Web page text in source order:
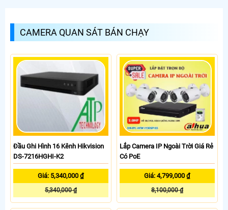
CAMERA QUAN SÁT BÁN CHẠY
Đầu Ghi Hình 16 Kênh Hikvision
DS-7216HGHI-K2
Giá: 5,340,000 ₫
5,340,000 ₫
Lắp Camera IP Ngoài Trời Giá Rẻ
Có PoE
Giá: 4,799,000 ₫
8,100,000 ₫